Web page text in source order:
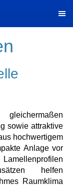
sowie attraktive
hochwertigem
Anlage vor
helfen
Raumklima